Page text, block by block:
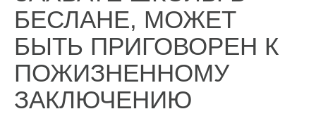
БЕСЛАНЕ, МОЖЕТ
БЫТЬ ПРИГОВОРЕН К
ПОЖИЗНЕННОМУ
ЗАКЛЮЧЕНИЮ